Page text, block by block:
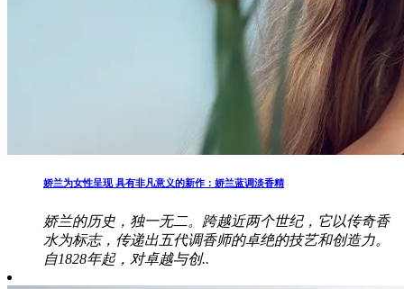
娇兰为女性呈现 具有非凡意义的新作：娇兰蓝调淡香精
娇兰的历史，独一无二。跨越近两个世纪，它以传奇香
水为标志，传递出五代调香师的卓绝的技艺和创造力。
自1828年起，对卓越与创..